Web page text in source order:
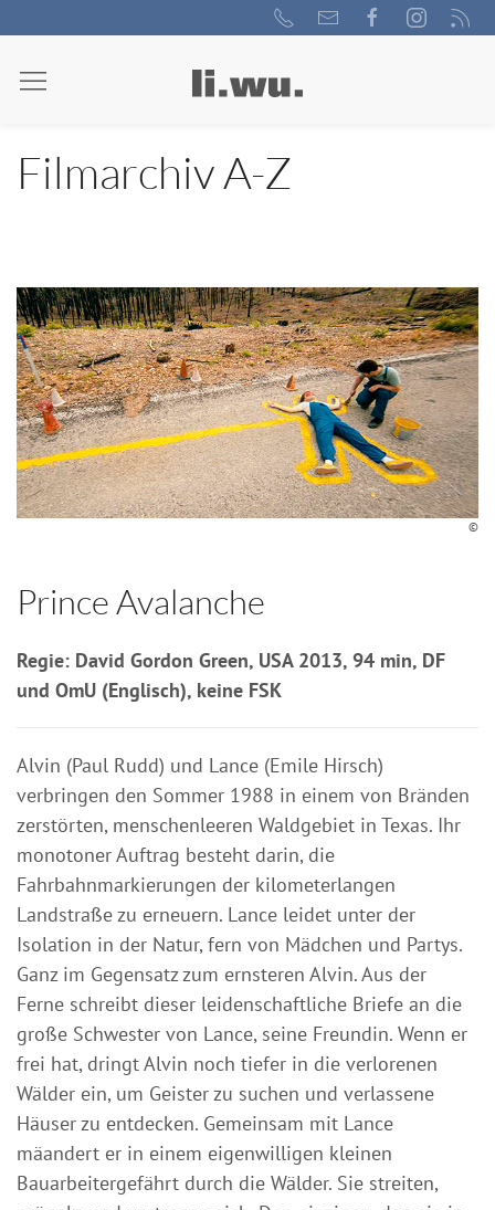
Filmarchiv A-Z
©
Prince Avalanche
Regie: David Gordon Green, USA 2013, 94 min, DF
und OmU (Englisch), keine FSK
Alvin (Paul Rudd) und Lance (Emile Hirsch)
verbringen den Sommer 1988 in einem von Bränden
zerstörten, menschenleeren Waldgebiet in Texas. Ihr
monotoner Auftrag besteht darin, die
Fahrbahnmarkierungen der kilometerlangen
Landstraße zu erneuern. Lance leidet unter der
Isolation in der Natur, fern von Mädchen und Partys.
Ganz im Gegensatz zum ernsteren Alvin. Aus der
Ferne schreibt dieser leidenschaftliche Briefe an die
große Schwester von Lance, seine Freundin. Wenn er
frei hat, dringt Alvin noch tiefer in die verlorenen
Wälder ein, um Geister zu suchen und verlassene
Häuser zu entdecken. Gemeinsam mit Lance
mäandert er in einem eigenwilligen kleinen
Bauarbeitergefährt durch die Wälder. Sie streiten,